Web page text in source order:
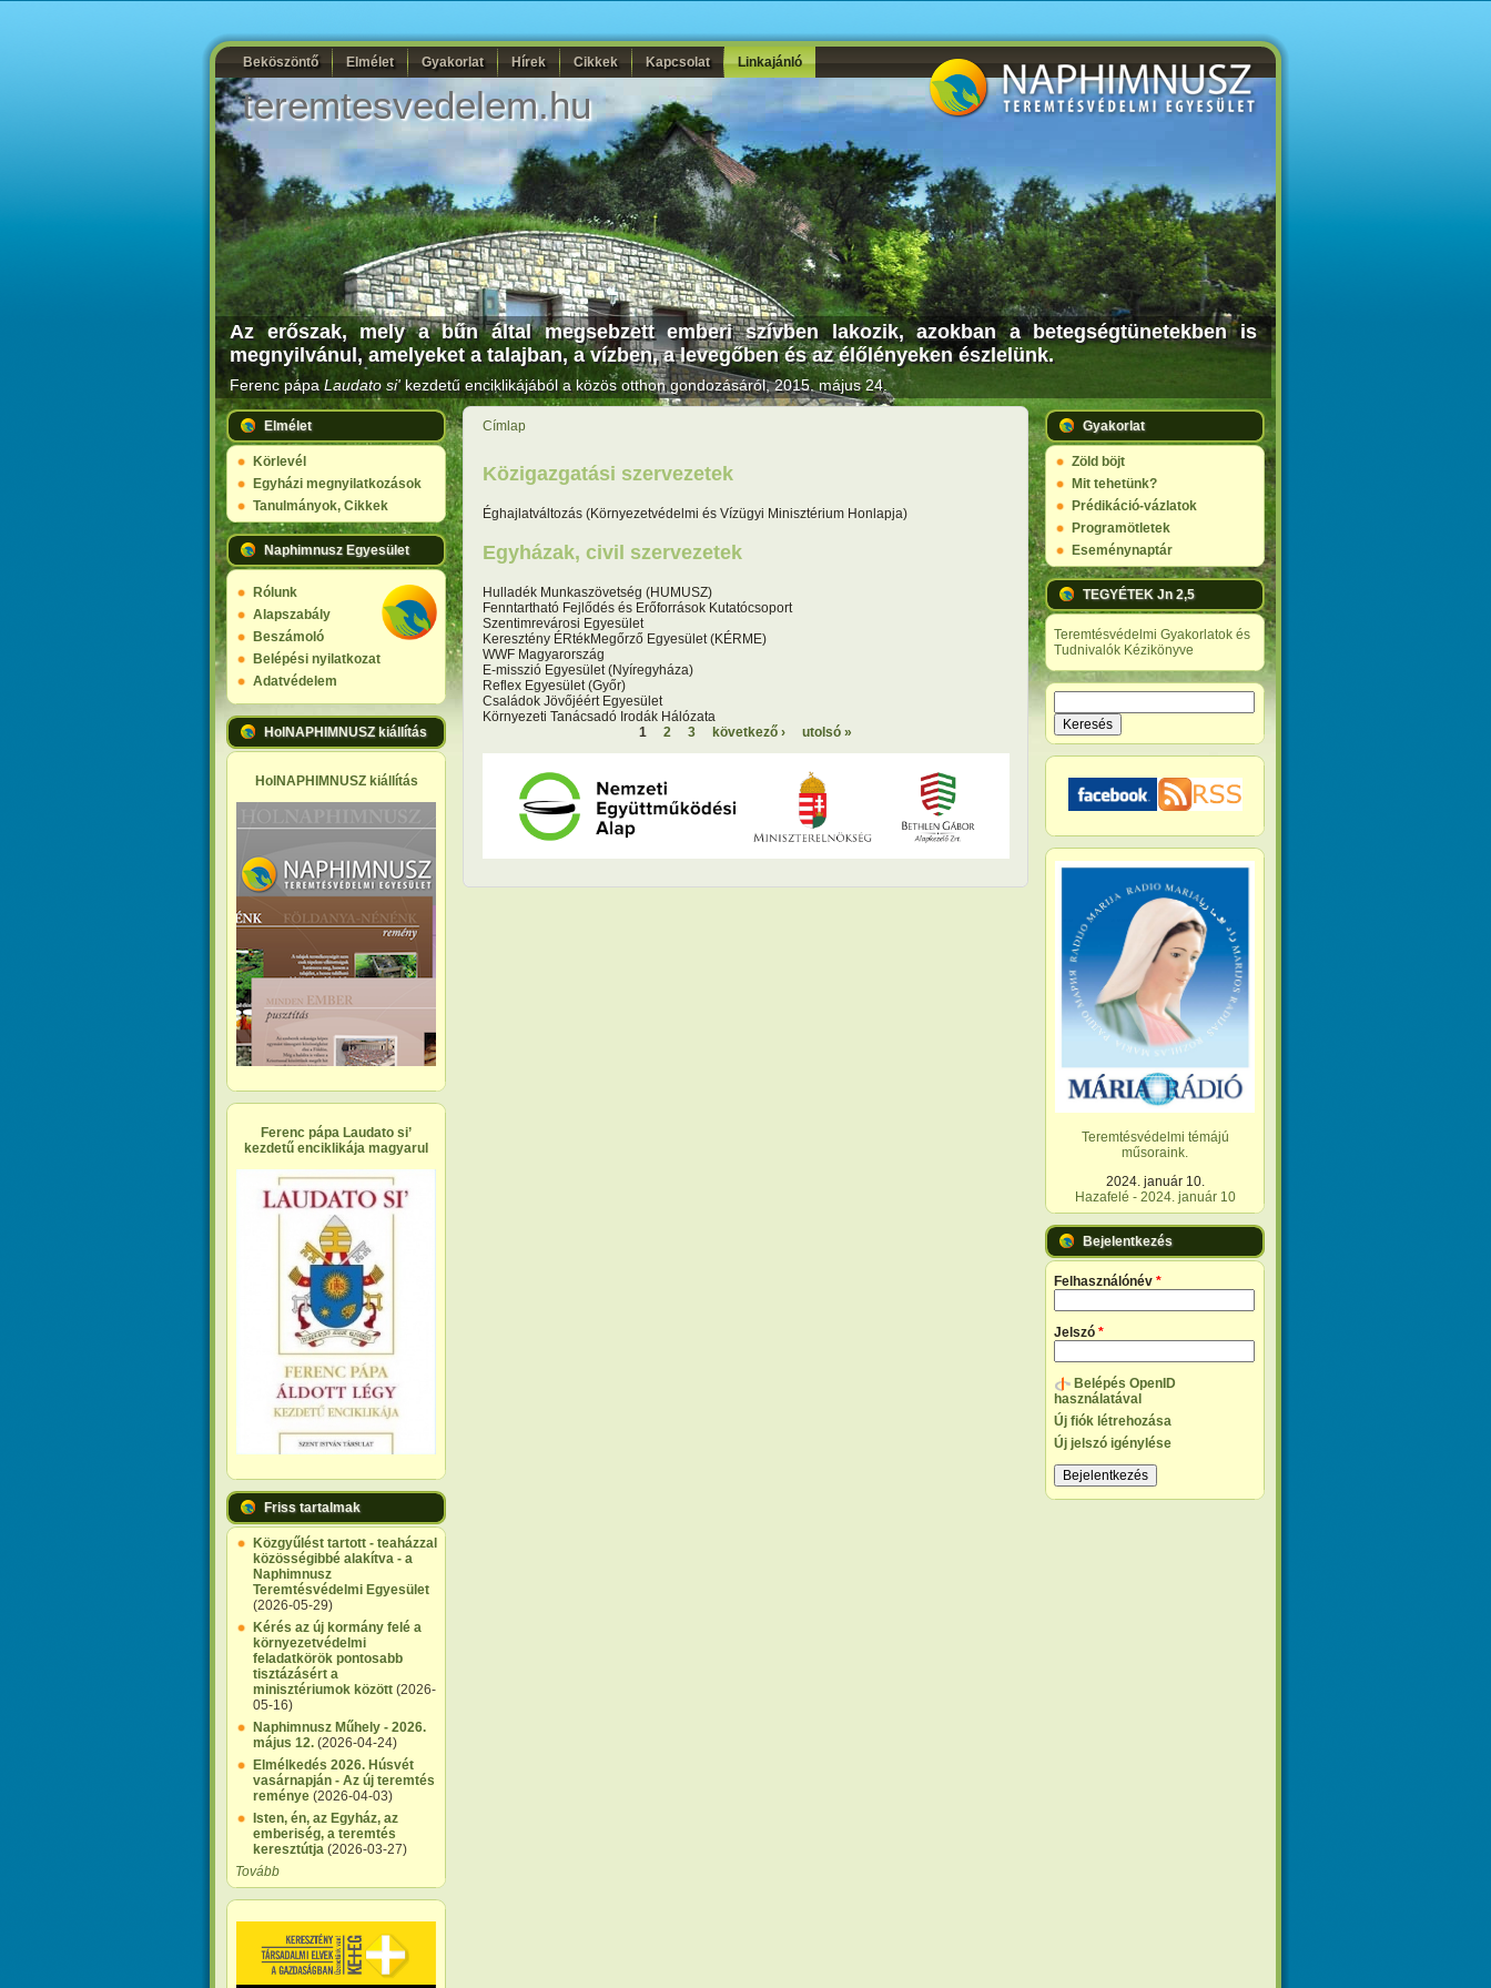
Beköszöntő Elmélet Gyakorlat Hírek Cikkek Kapcsolat Linkajánló
teremtesvedelem.hu
Az erőszak, mely a bűn által megsebzett emberi szívben lakozik, azokban a betegségtünetekben is
megnyilvánul, amelyeket a talajban, a vízben, a levegőben és az élőlényeken észlelünk.
Ferenc pápaLaudato si'kezdetű enciklikájából a közös otthon gondozásáról, 2015. május 24.
Elmélet
Körlevél
Egyházi megnyilatkozások
Tanulmányok, Cikkek
Naphimnusz Egyesület
Rólunk
Alapszabály
Beszámoló
Belépési nyilatkozat
Adatvédelem
HolNAPHIMNUSZ kiállítás
HolNAPHIMNUSZ kiállítás
Ferenc pápa Laudato si’
kezdetű enciklikája magyarul
Friss tartalmak
Közgyűlést tartott - teaházzal
közösségibbé alakítva - a
Naphimnusz
Teremtésvédelmi Egyesület
(2026-05-29)
Kérés az új kormány felé a
környezetvédelmi
feladatkörök pontosabb
tisztázásért a
minisztériumok között (2026-
05-16)
Naphimnusz Műhely - 2026.
május 12. (2026-04-24)
Elmélkedés 2026. Húsvét
vasárnapján - Az új teremtés
reménye (2026-04-03)
Isten, én, az Egyház, az
emberiség, a teremtés
keresztútja (2026-03-27)
Tovább
Címlap
Közigazgatási szervezetek
Éghajlatváltozás (Környezetvédelmi és Vízügyi Minisztérium Honlapja)
Egyházak, civil szervezetek
Hulladék Munkaszövetség (HUMUSZ)
Fenntartható Fejlődés és Erőforrások Kutatócsoport
Szentimrevárosi Egyesület
Keresztény ÉRtékMegőrző Egyesület (KÉRME)
WWF Magyarország
E-misszió Egyesület (Nyíregyháza)
Reflex Egyesület (Győr)
Családok Jövőjéért Egyesület
Környezeti Tanácsadó Irodák Hálózata
Oldalak
1 2 3 következő › utolsó »
Gyakorlat
Zöld böjt
Mit tehetünk?
Prédikáció-vázlatok
Programötletek
Eseménynaptár
TEGYÉTEK Jn 2,5
Teremtésvédelmi Gyakorlatok és
Tudnivalók Kézikönyve
Keresés űrlap
Teremtésvédelmi témájú
műsoraink.
2024. január 10.
Hazafelé - 2024. január 10
Bejelentkezés
Felhasználónév *
Jelszó *
Belépés OpenID
használatával
Új fiók létrehozása
Új jelszó igénylése